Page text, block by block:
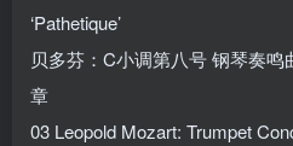
‘Pathetique’
贝多芬：C小调第八号 钢琴奏鸣
章
03 Leopold Mozart: Trumpet